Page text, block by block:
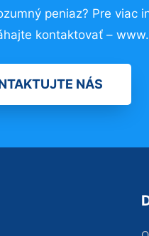
peniaz? Pre viac
kontaktovať –
NÁS